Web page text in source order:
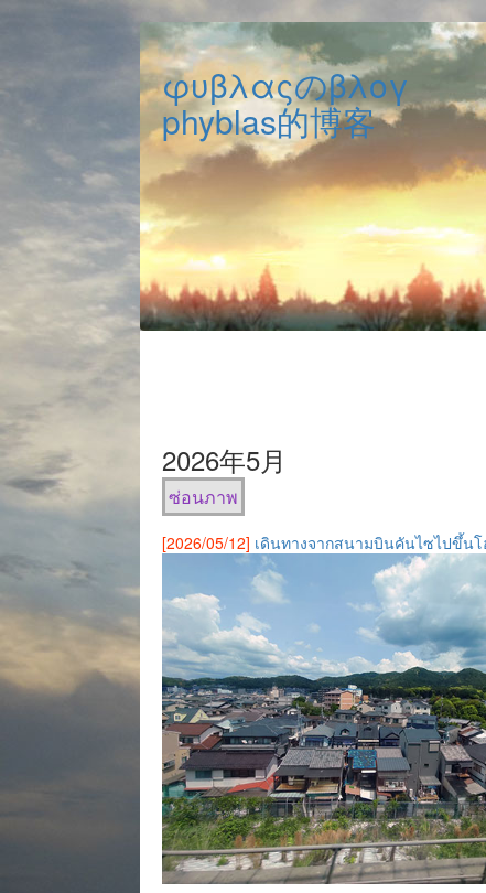
φυβλαςのβλογ
phyblas的博客
2026年5月
ซ่อนภาพ
[2026/05/12] เดินทางจากสนามบินคันไซไปขึ้นโ